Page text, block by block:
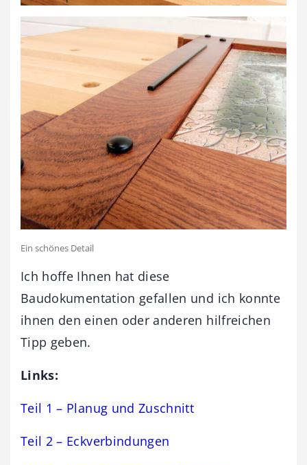
Ein schönes Detail
Ich hoffe Ihnen hat diese
Baudokumentation gefallen und ich konnte
ihnen den einen oder anderen hilfreichen
Tipp geben.
Links:
Teil 1 – Planug und Zuschnitt
Teil 2 – Eckverbindungen